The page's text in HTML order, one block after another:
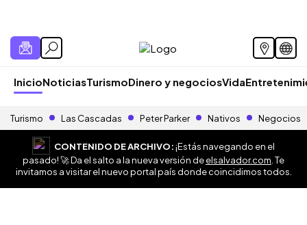
InicioNoticiasTurismoDinero y negociosVida
Turismo Las Cascadas Peter Parker Nativos Negocios
CONTENIDO DE ARCHIVO:¡Estás navegando en el
pasado! 🚀 Da el salto a la nueva versión deelsalvador.com . Te
invitamos a visitar el nuevo portal país donde coincidimos todos.